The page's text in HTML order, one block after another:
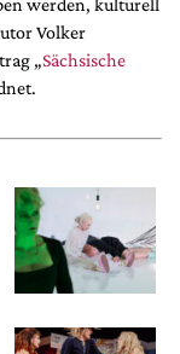
werden, kulturell
Volker
„Sächsische